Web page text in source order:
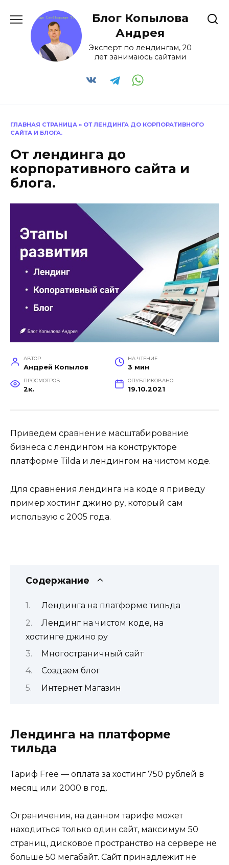
содержанию
Блог Копылова
Андрея
Эксперт по лендингам, 20
лет занимаюсь сайтами
ГЛАВНАЯ СТРАНИЦА » ОТ ЛЕНДИНГА ДО КОРПОРАТИВНОГО
САЙТА И БЛОГА.
От лендинга до
корпоративного сайта и
блога.
АВТОР
Андрей Копылов
НА ЧТЕНИЕ
3 мин
ПРОСМОТРОВ
2к.
ОПУБЛИКОВАНО
19.10.2021
Приведем сравнение масштабирование
бизнеса с лендингом на конструкторе
платформе Tilda и лендингом на чистом коде.
Для сравнения лендинга на коде я приведу
пример хостинг джино ру, который сам
использую с 2005 года.
Содержание
Лендинга на платформе тильда
Лендинг на чистом коде, на
хостинге джино ру
Многостраничный сайт
Создаем блог
Интернет Магазин
Лендинга на платформе
тильда
Тариф Free — оплата за хостинг 750 рублей в
месяц или 2000 в год.
Ограничения, на данном тарифе может
находиться только один сайт, максимум 50
страниц, дисковое пространство на сервере не
больше 50 мегабайт. Сайт принадлежит не